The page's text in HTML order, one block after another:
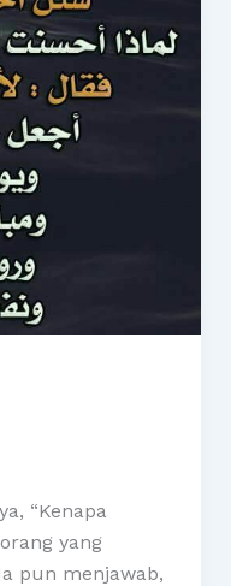
“Kenapa
yang
pun menjawab,